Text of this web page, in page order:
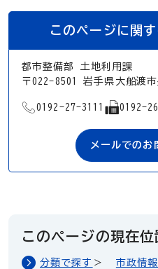
このページに関
都市整備部 土地利用課
〒022-8501 岩手県大船渡
TEL
0192-27-3111 FAX
0192-
メールでのお
このページの現在位
分類で探す 市政情報